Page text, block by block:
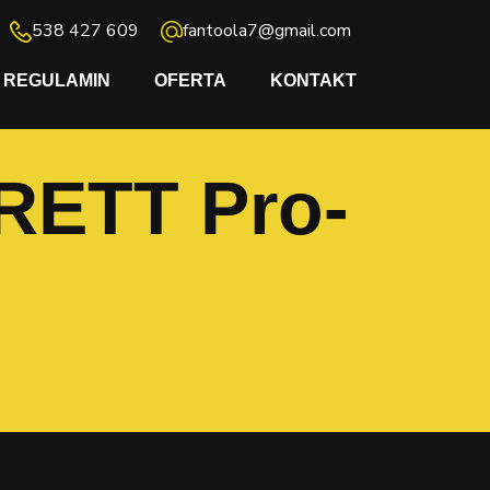
538 427 609 fantoola7@gmail.com
REGULAMIN OFERTA KONTAKT
Pro-